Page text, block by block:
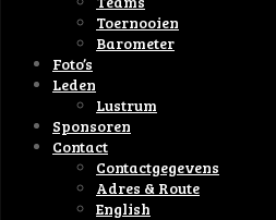
Toernooien
Barometer
Foto’s
Leden
Lustrum
Sponsoren
Contact
Contactgegevens
Adres & Route
English